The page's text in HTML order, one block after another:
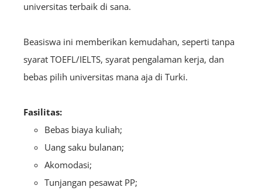
universitas terbaik di sana.
Beasiswa ini memberikan kemudahan, seperti tanpa
syarat TOEFL/IELTS, syarat pengalaman kerja, dan
bebas pilih universitas mana aja di Turki.
Fasilitas:
Bebas biaya kuliah;
Uang saku bulanan;
Akomodasi;
Tunjangan pesawat PP;